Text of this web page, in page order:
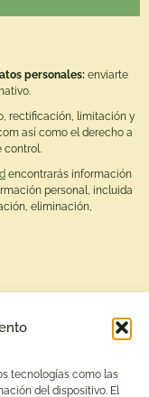
tecnologías como las
del dispositivo. El
personales: enviarte
rectificación, limitación y
así como el derecho a
control.
encontrarás información
personal, incluida
eliminación,